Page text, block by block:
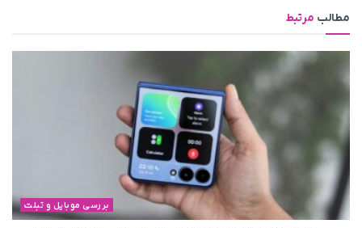
مطالب مرتبط
بررسی موبایل و تبلت